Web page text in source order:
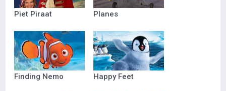
Piet Piraat Planes
Finding Nemo Happy Feet